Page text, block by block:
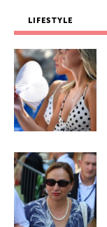
LIFESTYLE